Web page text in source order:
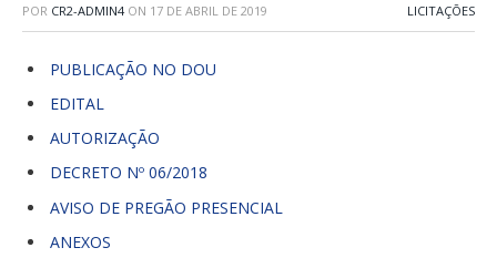
POR CR2-ADMIN4 ON 17 DE ABRIL DE 2019 LICITAÇÕES
PUBLICAÇÃO NO DOU
EDITAL
AUTORIZAÇÃO
DECRETO Nº 06/2018
AVISO DE PREGÃO PRESENCIAL
ANEXOS